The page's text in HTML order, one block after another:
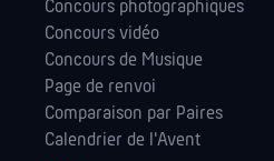
Concours photographiques
Concours vidéo
Concours de Musique
Page de renvoi
Comparaison par Paires
Calendrier de l'Avent